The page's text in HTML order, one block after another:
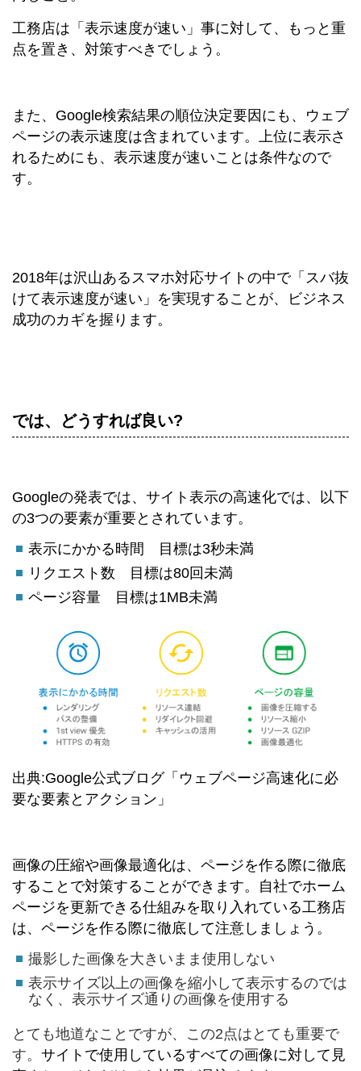
工務店は「表示速度が速い」事に対して、もっと重
点を置き、対策すべきでしょう。
また、Google検索結果の順位決定要因にも、ウェブ
ページの表示速度は含まれています。上位に表示さ
れるためにも、表示速度が速いことは条件なので
す。
2018年は沢山あるスマホ対応サイトの中で「スバ抜
けて表示速度が速い」を実現することが、ビジネス
成功のカギを握ります。
では、どうすれば良い?
Googleの発表では、サイト表示の高速化では、以下
の3つの要素が重要とされています。
表示にかかる時間 目標は3秒未満
リクエスト数 目標は80回未満
ページ容量 目標は1MB未満
出典:Google公式ブログ「ウェブページ高速化に必
要な要素とアクション」
画像の圧縮や画像最適化は、ページを作る際に徹底
することで対策することができます。自社でホーム
ページを更新できる仕組みを取り入れている工務店
は、ページを作る際に徹底して注意しましょう。
撮影した画像を大きいまま使用しない
表示サイズ以上の画像を縮小して表示するのでは
なく、表示サイズ通りの画像を使用する
とても地道なことですが、この2点はとても重要で
す。 サイトで使用しているすべての画像に対して見